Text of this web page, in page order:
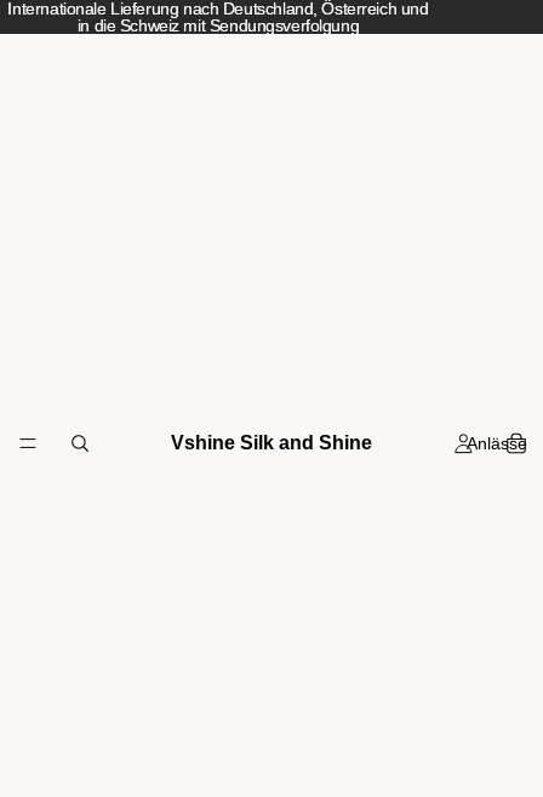
Internationale Lieferung nach Deutschland, Österreich und
in die Schweiz mit Sendungsverfolgung
Internationale Lieferung nach Deutschland, Österreich und
in die Schweiz mit Sendungsverfolgung
Vshine Silk and Shine Anlässe